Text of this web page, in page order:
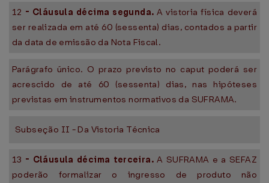
12 - Cláusula décima segunda.A vistoria física deverá
ser realizada em até 60 (sessenta) dias, contados a partir
da data de emissão da Nota Fiscal.
Parágrafo único. O prazo previsto no caput poderá ser
acrescido de até 60 (sessenta) dias, nas hipóteses
previstas em instrumentos normativos da SUFRAMA.
Subseção II - Da Vistoria Técnica
13 - Cláusula décima terceira.A SUFRAMA e a SEFAZ
poderão formalizar o ingresso de produto não